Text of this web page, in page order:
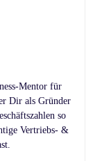
Mentor für
Dir als Gründer
so
Vertriebs- &